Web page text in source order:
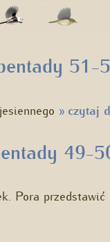
51-
»czytaj
49-
Pora przedstawić